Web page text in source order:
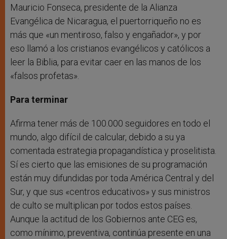
Mauricio Fonseca, presidente de la Alianza
Evangélica de Nicaragua, el puertorriqueño no es
más que «un mentiroso, falso y engañador», y por
eso llamó a los cristianos evangélicos y católicos a
leer la Biblia, para evitar caer en las manos de los
«falsos profetas».
Para terminar
Afirma tener más de 100.000 seguidores en todo el
mundo, algo difícil de calcular, debido a su ya
comentada estrategia propagandística y proselitista.
Sí es cierto que las emisiones de su programación
están muy difundidas por toda América Central y del
Sur, y que sus «centros educativos» y sus ministros
de culto se multiplican por todos estos países.
Aunque la actitud de los Gobiernos ante CEG es,
como mínimo, preventiva, continúa presente en una